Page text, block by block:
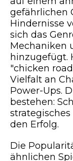
gefährlichen
Hindernisse
sich das
Mechaniken
hinzugefügt.
"chicken
Vielfalt an
Power-Ups.
bestehen:
den Erfolg.
Die
ähnlichen